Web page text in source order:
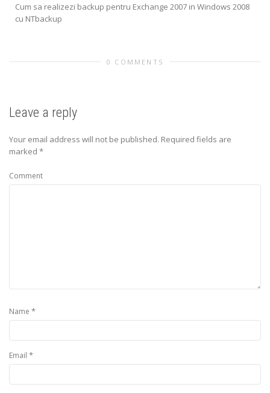
Cum sa realizezi backup pentru Exchange 2007 in Windows 2008
cu NTbackup
0 COMMENTS
Leave a reply
Your email address will not be published. Required fields are
marked *
Comment
Name *
Email *